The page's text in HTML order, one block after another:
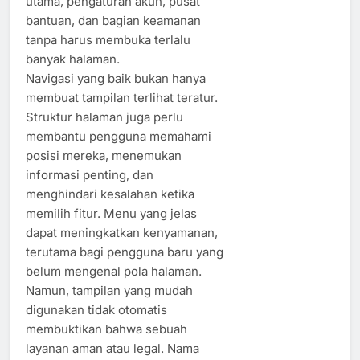
bantuan, dan bagian keamanan
tanpa harus membuka terlalu
banyak halaman.
Navigasi yang baik bukan hanya
membuat tampilan terlihat teratur.
Struktur halaman juga perlu
membantu pengguna memahami
posisi mereka, menemukan
informasi penting, dan
menghindari kesalahan ketika
memilih fitur. Menu yang jelas
dapat meningkatkan kenyamanan,
terutama bagi pengguna baru yang
belum mengenal pola halaman.
Namun, tampilan yang mudah
digunakan tidak otomatis
membuktikan bahwa sebuah
layanan aman atau legal. Nama